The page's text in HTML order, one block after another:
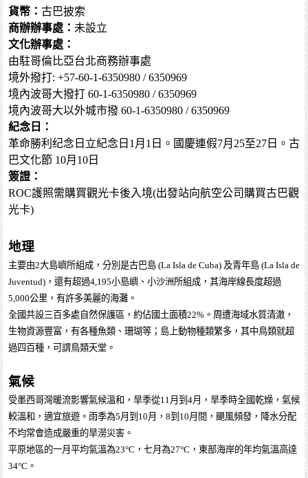
貨幣： 古巴披索
商辦辦事處： 未設立
文化辦事處：
由駐哥倫比亞台北商務辦事處
境外撥打: +57-60-1-6350980 / 6350969
境內波哥大撥打 60-1-6350980 / 6350969
境內波哥大以外城市撥 60-1-6350980 / 6350969
紀念日：
革命勝利纪念日立紀念日1月1日。國慶連假7月25至27日。古
巴文化節 10月10日
簽證：
ROC護照需購買觀光卡後入境(出發站向航空公司購買古巴觀
光卡)
地理
主要由2大島嶼所組成，分別是古巴島 (La Isla de Cuba) 及青年島 (La Isla de
Juventud)，還有超過4,195小島嶼、小沙洲所組成，其海岸線長度超過
5,000公里，有許多美麗的海灘。
全國共設三百多處自然保護區，約佔國土面積22%。周遭海域水質清澈，
生物資源豐富，有各種魚類、珊瑚等；島上動物種類繁多，其中鳥類就超
過四百種，可謂鳥類天堂。
氣候
受墨西哥灣暖流影響氣候溫和，旱季從11月到4月，旱季時全國乾燥，氣候
較溫和，適宜旅遊。雨季為5月到10月，8到10月間，颶風頻發，降水分配
不均常會造成嚴重的旱澇災害。
平原地區的一月平均氣溫為23°C，七月為27°C，東部海岸的年均氣溫高達
34°C。